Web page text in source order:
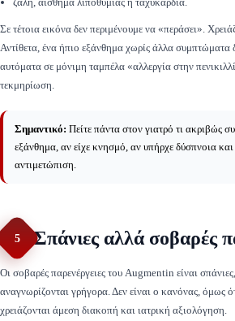
Σε τέτοια εικόνα δεν περιμένουμε να «περάσει».
Αντίθετα, ένα ήπιο εξάνθημα χωρίς άλλα συμπτώματα
αυτόματα σε μόνιμη ταμπέλα «αλλεργία στην
τεκμηρίωση.
Σημαντικό: Πείτε πάντα στον γιατρό τι ακριβώς
εξάνθημα, αν είχε κνησμό, αν υπήρχε δύσπνοια
αντιμετώπιση.
5 Σπάνιες αλλά σοβαρές
Οι σοβαρές παρενέργειες του Augmentin είναι
αναγνωρίζονται γρήγορα. Δεν είναι ο κανόνας, όμως
χρειάζονται άμεση διακοπή και ιατρική αξιολόγηση.